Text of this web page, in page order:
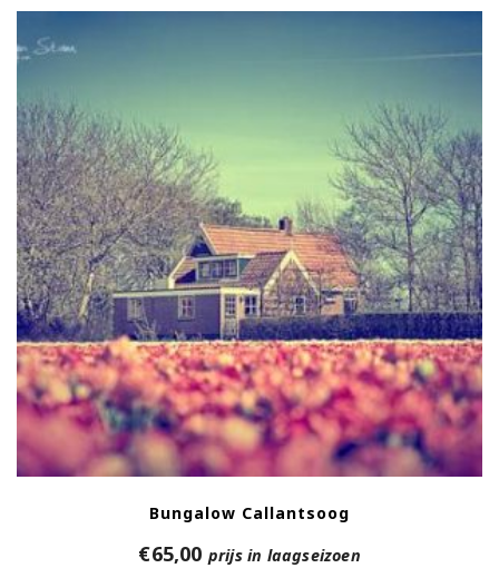
Bungalow Callantsoog
€65,00 prijs in laagseizoen